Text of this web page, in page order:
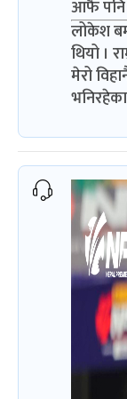
आफै पनि
लोकेश
थियो ।
मेरो